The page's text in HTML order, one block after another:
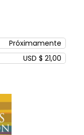
Próximamente
USD $ 21,00